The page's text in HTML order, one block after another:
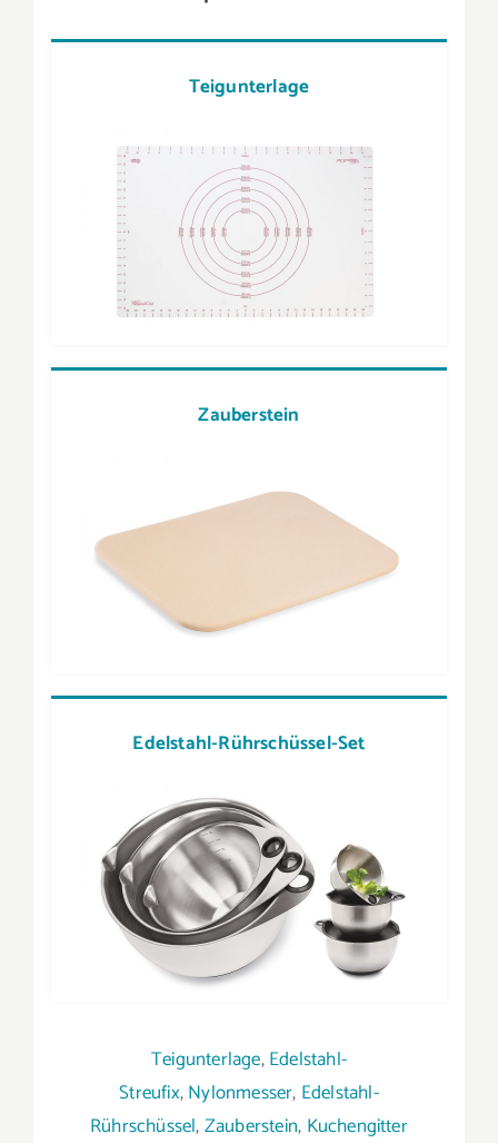
Teigunterlage
Zauberstein
Edelstahl-Rührschüssel-Set
Teigunterlage,Edelstahl-
Streufix,Nylonmesser, Edelstahl-
Rührschüssel,Zauberstein, Kuchengitter